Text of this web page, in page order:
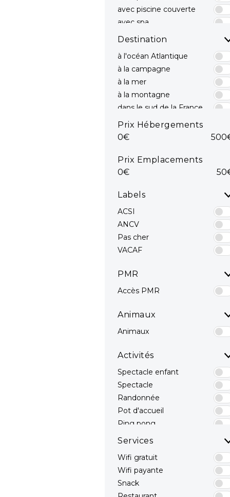
avec piscine couverte
avec spa
avec toboggans
Destination
à l'océan Atlantique
à la campagne
à la mer
à la montagne
dans le sud de la France
dans le Sud est
dans le Sud ouest
mediterranee
en Méditerranée
sur la côte Atlantique
sur la Côte d'Azur
Prix Hébergements
0€
Prix Emplacements
0€
Labels
ACSI
ANCV
Pas cher
VACAF
PMR
Accès PMR
Animaux
Animaux
Activités
Spectacle enfant
Spectacle
Randonnée
Pot d'accueil
Ping pong
Terrain Multisport
Mini Golf
Concert
Canoë
Services
Wifi gratuit
Wifi payante
Snack